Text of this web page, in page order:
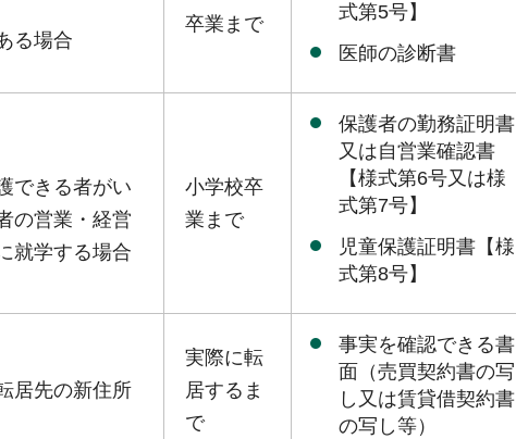
る場合
卒業まで
式第5号】
医師の診断書
できる者がい
の営業・経営
就学する場合
小学校卒
業まで
保護者の勤務証明書
又は自営業確認書
【様式第6号又は様
式第7号】
児童保護証明書【様
式第8号】
居先の新住所
実際に転
居するま
で
事実を確認できる書
面（売買契約書の写
し又は賃貸借契約書
の写し等）